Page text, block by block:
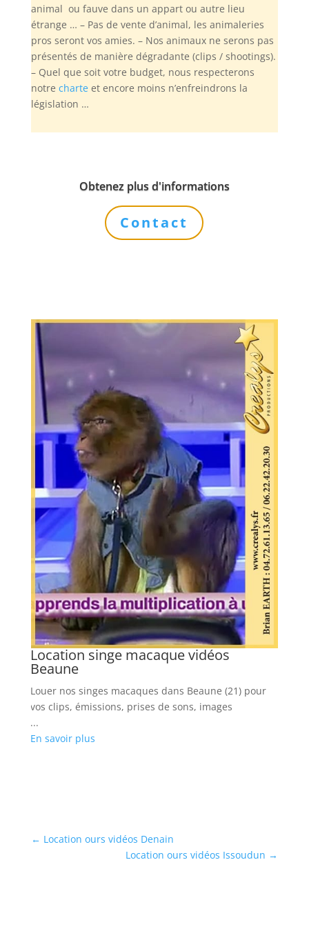
animal ou fauve dans un appart ou autre lieu
étrange … – Pas de vente d’animal, les animaleries
pros seront vos amies. – Nos animaux ne serons pas
présentés de manière dégradante (clips / shootings).
– Quel que soit votre budget, nous respecterons
notre charteet encore moins n’enfreindrons la
législation …
Obtenez plus d'informations
Contact
Location singe macaque vidéos
Beaune
Louer nos singes macaques dans Beaune (21) pour
vos clips, émissions, prises de sons, images
...
En savoir plus
← Location ours vidéos Denain
Location ours vidéos Issoudun →